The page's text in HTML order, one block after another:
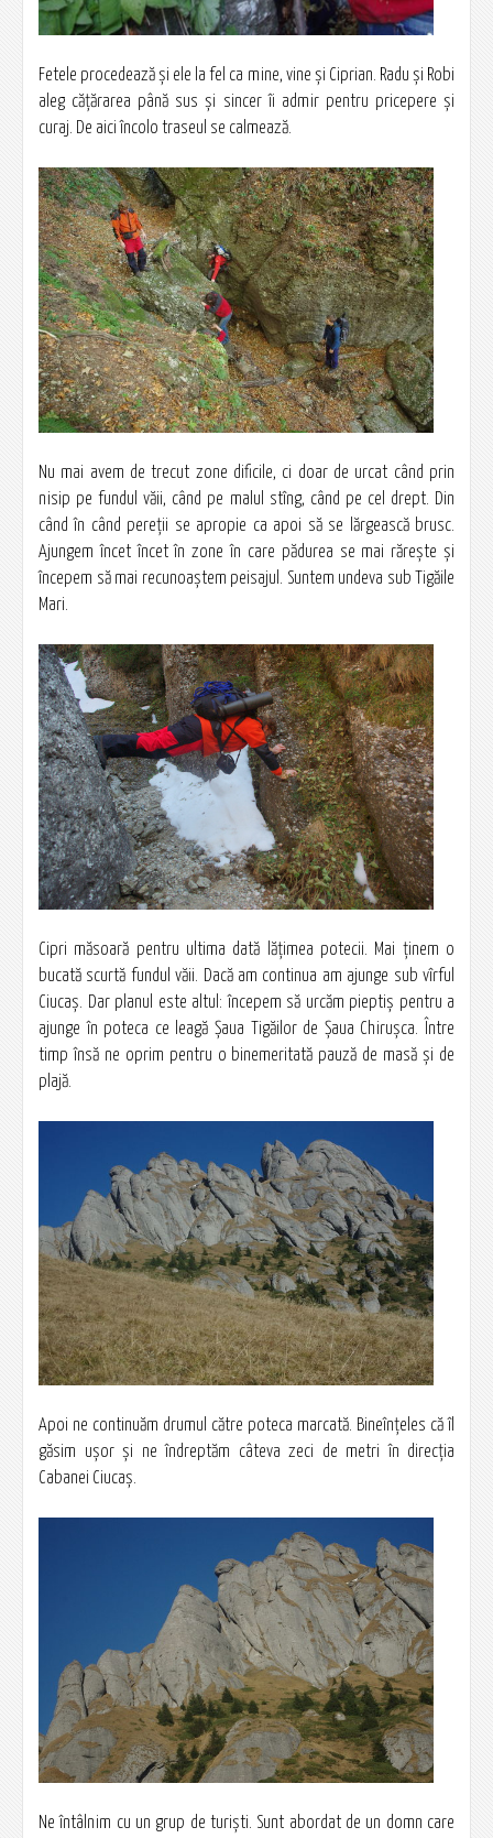
Fetele procedează şi ele la fel ca mine, vine şi Ciprian. Radu şi Robi
aleg căţărarea până sus şi sincer îi admir pentru pricepere şi
curaj. De aici încolo traseul se calmează.
Nu mai avem de trecut zone dificile, ci doar de urcat când prin
nisip pe fundul văii, când pe malul stîng, când pe cel drept. Din
când în când pereţii se apropie ca apoi să se lărgească brusc.
Ajungem încet încet în zone în care pădurea se mai răreşte şi
începem să mai recunoaştem peisajul. Suntem undeva sub Tigăile
Mari.
Cipri măsoară pentru ultima dată lăţimea potecii. Mai ţinem o
bucată scurtă fundul văii. Dacă am continua am ajunge sub vîrful
Ciucaș. Dar planul este altul: începem să urcăm pieptiş pentru a
ajunge în poteca ce leagă Şaua Tigăilor de Şaua Chirușca. Între
timp însă ne oprim pentru o binemeritată pauză de masă şi de
plajă.
Apoi ne continuăm drumul către poteca marcată. Bineînţeles că îl
găsim uşor şi ne îndreptăm câteva zeci de metri în direcţia
Cabanei Ciucaș.
Ne întâlnim cu un grup de turişti. Sunt abordat de un domn care